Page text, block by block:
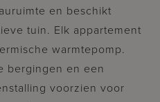
en beschikt
tuin. Elk appartement
warmtepomp.
bergingen en een
voorzien voor